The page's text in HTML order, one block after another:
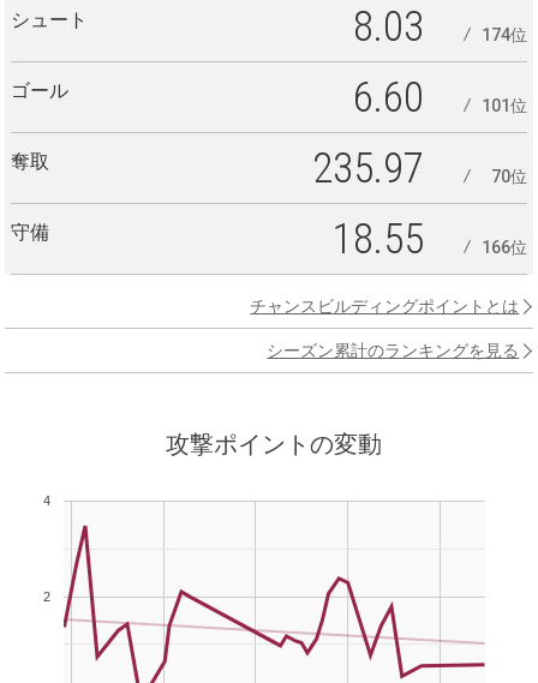
シュート 8.03 174位
ゴール 6.60 101位
奪取 235.97 70位
守備 18.55 166位
チャンスビルディングポイントとは
シーズン累計のランキングを見る
攻撃ポイントの変動
2
4